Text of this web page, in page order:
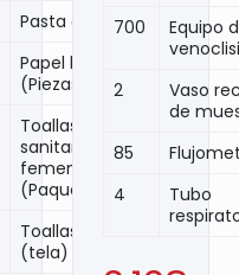
Pasta dental
Papel higiénico
(Piezas)
Toallas
sanitarias
femeninas
(Paquetes)
Toallas de baño
(tela)
700
Equipo
2
Vaso
de
85
4
Tubo